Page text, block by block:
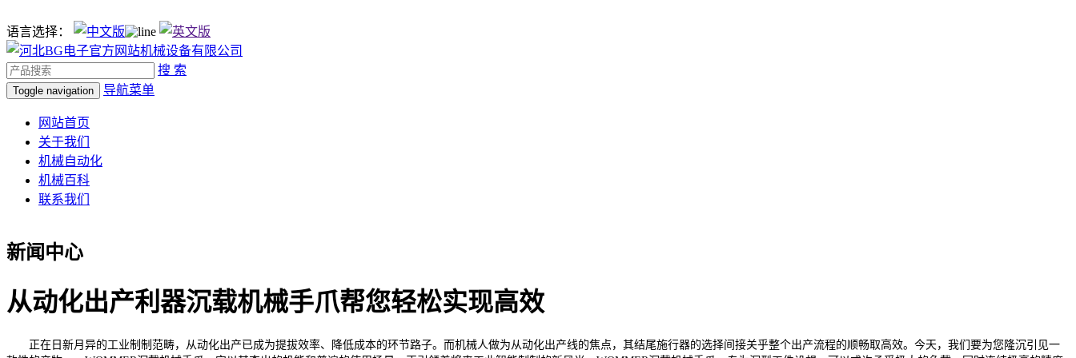
语言选择：
搜 索
Toggle navigation 导航菜单
网站首页
关于我们
机械自动化
机械百科
联系我们
新闻中心
从动化出产利器沉载机械手爪帮您轻松实现高效
正在日新月异的工业制制范畴，从动化出产已成为提拔效率、降低成本的环节路子。而机械人做为从动化出产线的焦点，其结尾施行器的选择间接关乎整个出产流程的顺畅取高效。今天，我们要为您隆沉引见一